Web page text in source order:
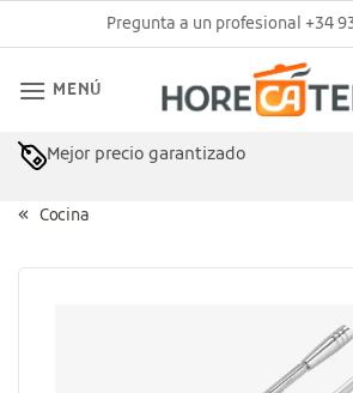
al
Pregunta a un profesional +34
MENÚ
Mejor precio garantizado
Asesoramiento profesional
Cocina